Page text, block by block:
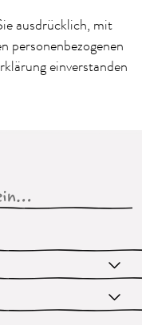
ausdrücklich, mit
personenbezogenen
einverstanden